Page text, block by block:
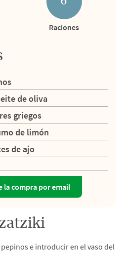
Raciones
de oliva
griegos
de limón
de ajo
la compra por email
e introducir en el vaso del